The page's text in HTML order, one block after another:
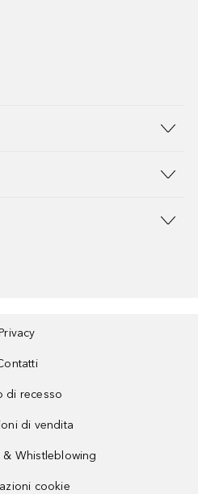
Privacy
di recesso
di vendita
& Whistleblowing
cookie